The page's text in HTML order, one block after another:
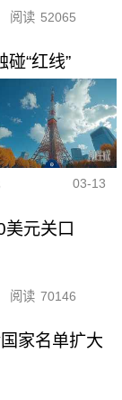
阅读 52065
“红线”
03-13
美元关口
阅读 70146
家名单扩大